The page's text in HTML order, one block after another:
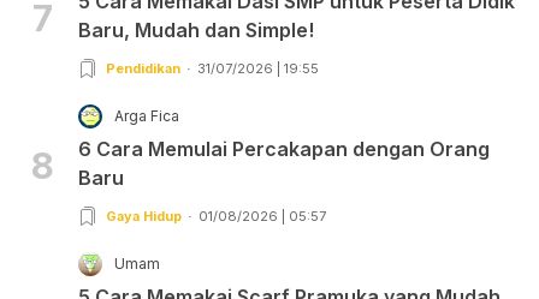
7
Baru, Mudah dan Simple!
Pendidikan 31/07/2026 | 19:55
8
Arga Fica
6 Cara Memulai Percakapan dengan Orang
Baru
Gaya Hidup 01/08/2026 | 05:57
Umam